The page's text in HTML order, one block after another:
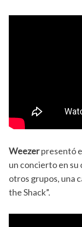
Weezerpresentó
un concierto en
otros grupos, una
the Shack”.